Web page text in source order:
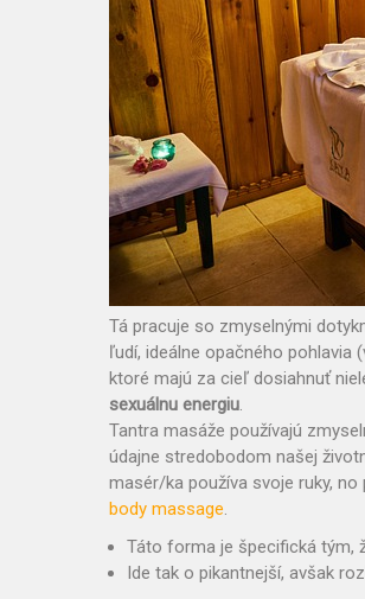
Tá pracuje so zmyselnými
ľudí, ideálne opačného pohlavia
ktoré majú za cieľ dosiahnuť
sexuálnu energiu.
Tantra masáže používajú
údajne stredobodom našej
masér/ka používa svoje ruky,
body massage.
Táto forma je špecifická tým,
Ide tak o pikantnejší, avšak